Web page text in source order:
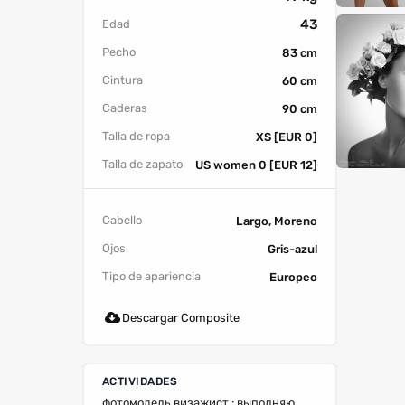
Edad 43
Pecho
83 cm
Cintura
60 cm
Caderas
90 cm
Talla de ropa
XS [EUR 0]
Talla de zapato
US women 0 [EUR 12]
Cabello
Largo, Moreno
Ojos
Gris-azul
Tipo de apariencia
Europeo
Descargar Composite
ACTIVIDADES